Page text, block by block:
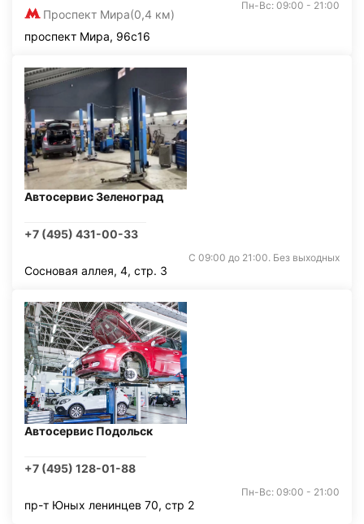
Проспект Мира(0,4 км)
Пн-Вс: 09:00 - 21:00
проспект Мира, 96с16
Автосервис Зеленоград
+7 (495) 431-00-33
С 09:00 до 21:00. Без выходных
Сосновая аллея, 4, стр. 3
Автосервис Подольск
+7 (495) 128-01-88
Пн-Вс: 09:00 - 21:00
пр-т Юных ленинцев 70, стр 2